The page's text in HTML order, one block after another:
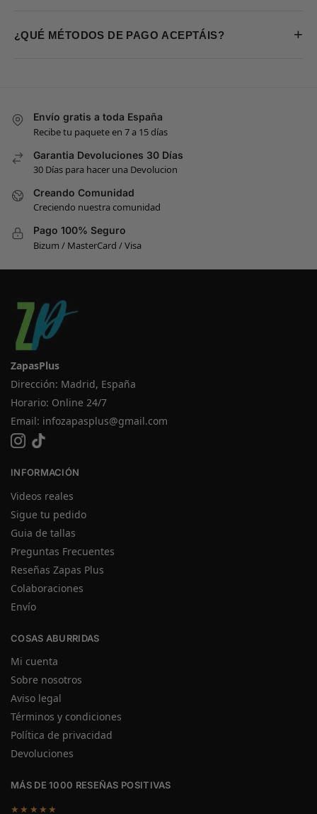
¿QUÉ MÉTODOS DE PAGO ACEPTÁIS? +
Envío gratis a toda España
Recibe tu paquete en 7 a 15 días
Garantia Devoluciones 30 Días
30 Días para hacer una Devolucion
Creando Comunidad
Creciendo nuestra comunidad
Pago 100% Seguro
Bizum / MasterCard / Visa
ZapasPlus
Dirección: Madrid, España
Horario: Online 24/7
Email: infozapasplus@gmail.com
INFORMACIÓN
Videos reales
Sigue tu pedido
Guia de tallas
Preguntas Frecuentes
Reseñas Zapas Plus
Colaboraciones
Envío
COSAS ABURRIDAS
Mi cuenta
Sobre nosotros
Aviso legal
Términos y condiciones
Política de privacidad
Devoluciones
MÁS DE 1000 RESEÑAS POSITIVAS
★★★★★